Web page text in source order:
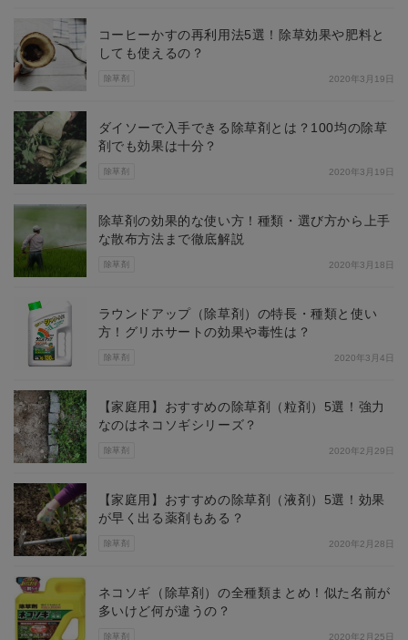
除草剤
コーヒーかすの再利用法5選！除草効果や肥料と
しても使えるの？
2020年3月19日
除草剤
ダイソーで入手できる除草剤とは？100均の除草
剤でも効果は十分？
2020年3月19日
除草剤
除草剤の効果的な使い方！種類・選び方から上手
な散布方法まで徹底解説
2020年3月18日
除草剤
ラウンドアップ（除草剤）の特長・種類と使い
方！グリホサートの効果や毒性は？
2020年3月4日
除草剤
【家庭用】おすすめの除草剤（粒剤）5選！強力
なのはネコソギシリーズ？
2020年2月29日
除草剤
【家庭用】おすすめの除草剤（液剤）5選！効果
が早く出る薬剤もある？
2020年2月28日
除草剤
ネコソギ（除草剤）の全種類まとめ！似た名前が
多いけど何が違うの？
2020年2月25日